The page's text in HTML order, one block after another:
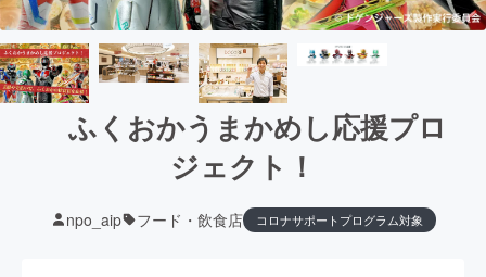
ふくおかうまかめし応援プロ
ジェクト！
npo_aip フード・飲食店 コロナサポートプログラム対象